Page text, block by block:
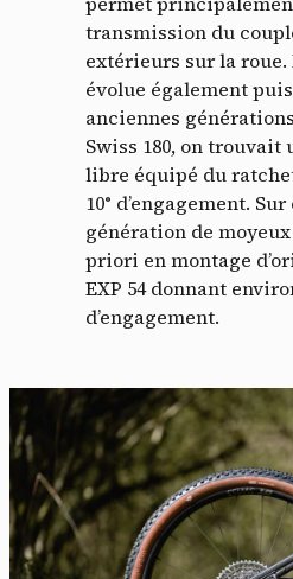
transmission du
extérieurs sur la
évolue également
anciennes
Swiss 180, on trouvait
libre équipé du
10° d’engagement.
génération de moyeux
priori en montage
EXP 54 donnant
d’engagement.